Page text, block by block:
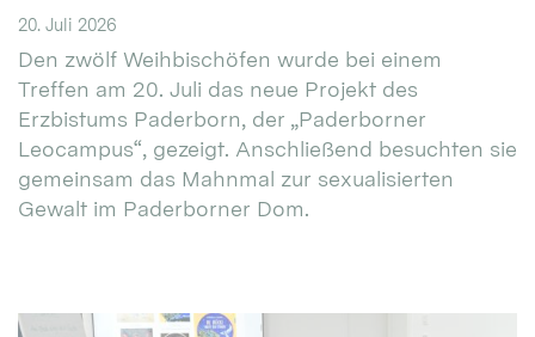
20. Juli 2026
Den zwölf Weihbischöfen wurde bei einem
Treffen am 20. Juli das neue Projekt des
Erzbistums Paderborn, der „Paderborner
Leocampus“, gezeigt. Anschließend besuchten sie
gemeinsam das Mahnmal zur sexualisierten
Gewalt im Paderborner Dom.